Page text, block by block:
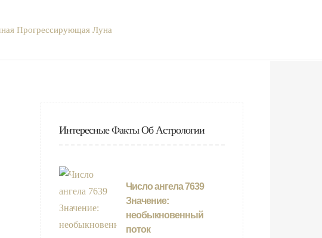
Прогрессирующая Луна
Интересные Факты Об Астрологии
Число ангела 7639
Значение:
необыкновенный
поток